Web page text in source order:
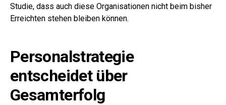
Studie, dass auch diese Organisationen nicht beim bisher
Erreichten stehen bleiben können.
Personalstrategie
entscheidet über
Gesamterfolg